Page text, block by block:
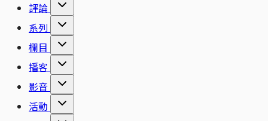
評論
系列
欄目
播客
影音
活動